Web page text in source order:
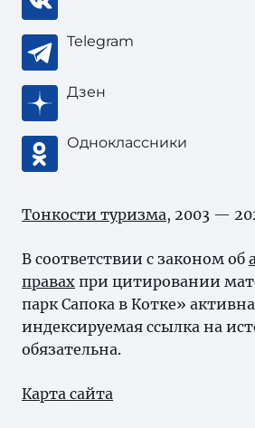
Telegram
Дзен
Одноклассники
Тонкости туризма, 2003 —
В соответствии с законом об
правах при цитировании
парк Сапока в Котке»
индексируемая ссылка на
обязательна.
Карта сайта